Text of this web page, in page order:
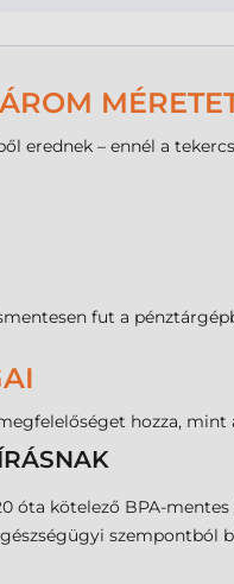
– ennél a
fut a
hozza, mint
óta kötelező BPA-
szempontból